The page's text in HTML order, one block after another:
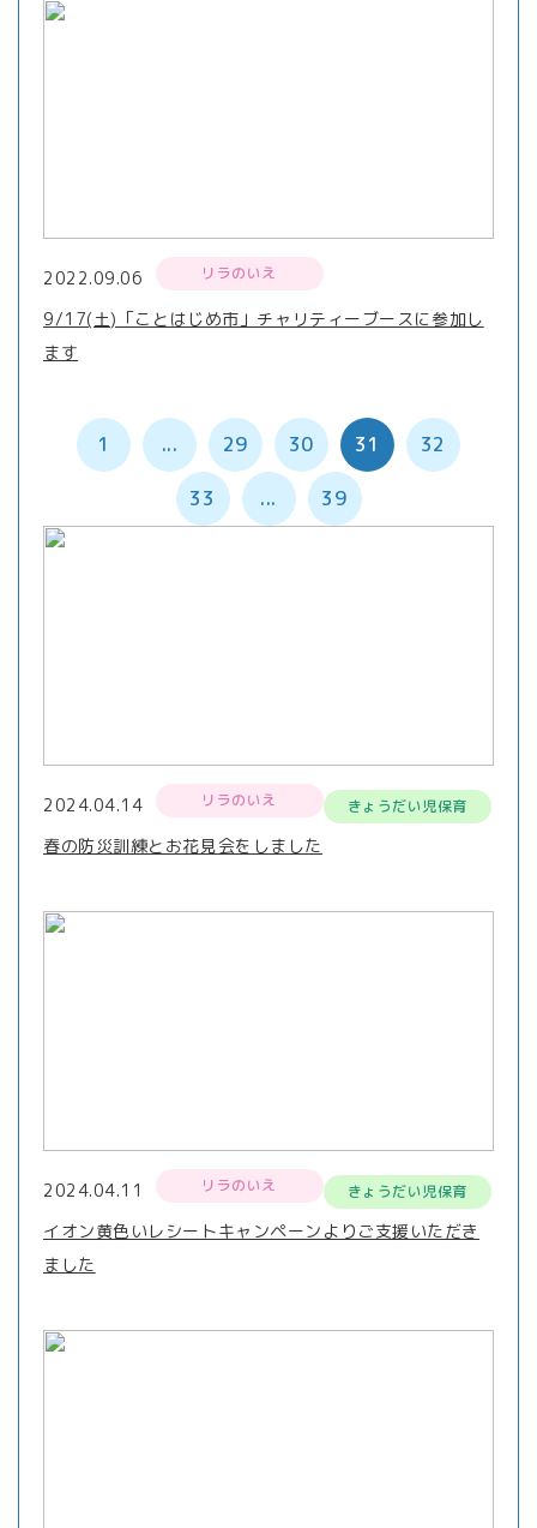
2022.09.06 リラのいえ
9/17(土)「ことはじめ市」チャリティーブースに参加し
ます
1 ... 29 30 31 32
33 ... 39
2024.04.14 リラのいえ きょうだい児保育
春の防災訓練とお花見会をしました
2024.04.11 リラのいえ きょうだい児保育
イオン黄色いレシートキャンペーンよりご支援いただき
ました